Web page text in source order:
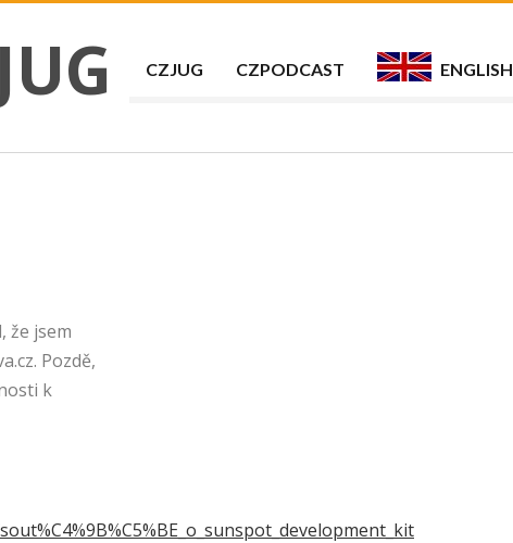
CZJUG CZPODCAST ENGLISH
že jsem
Pozdě,
k